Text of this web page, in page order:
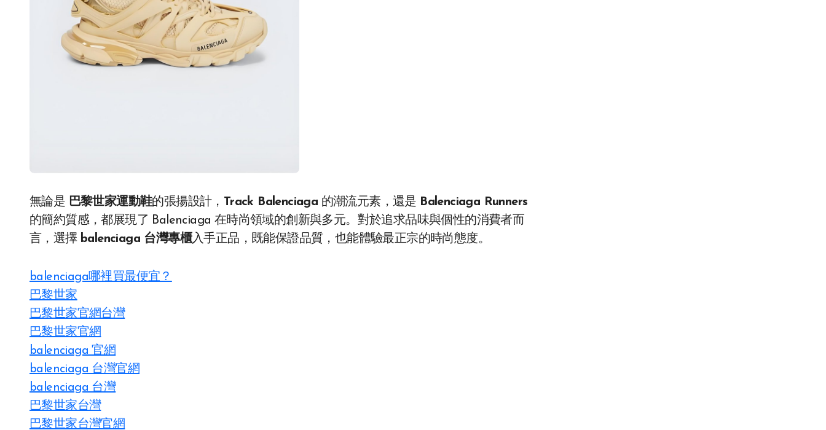
無論是 巴黎世家運動鞋的張揚設計， Track Balenciaga 的潮流元素，還是 Balenciaga Runners
的簡約質感，都展現了 Balenciaga 在時尚領域的創新與多元。對於追求品味與個性的消費者而
言，選擇 balenciaga 台灣專櫃入手正品，既能保證品質，也能體驗最正宗的時尚態度。
balenciaga哪裡買最便宜？
巴黎世家
巴黎世家官網台灣
巴黎世家官網
balenciaga 官網
balenciaga 台灣官網
balenciaga 台灣
巴黎世家台灣
巴黎世家台灣官網